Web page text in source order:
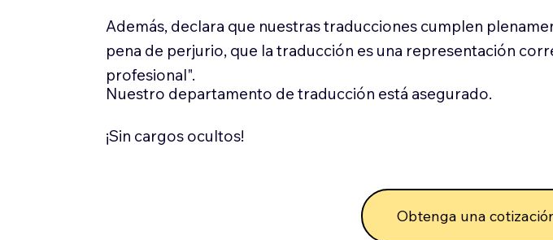
Además, declara que nuestras traducciones cumplen
pena de perjurio, que la traducción es una representación
profesional".
Nuestro departamento de traducción está asegurado.
¡Sin cargos ocultos!
Obtenga una